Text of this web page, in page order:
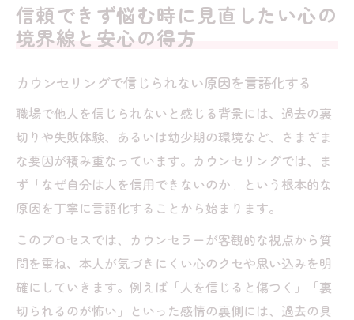
信頼できず悩む時に見直したい心の
境界線と安心の得方
カウンセリングで信じられない原因を言語化する
職場で他人を信じられないと感じる背景には、過去の裏
切りや失敗体験、あるいは幼少期の環境など、さまざま
な要因が積み重なっています。カウンセリングでは、ま
ず「なぜ自分は人を信用できないのか」という根本的な
原因を丁寧に言語化することから始まります。
このプロセスでは、カウンセラーが客観的な視点から質
問を重ね、本人が気づきにくい心のクセや思い込みを明
確にしていきます。例えば「人を信じると傷つく」「裏
切られるのが怖い」といった感情の裏側には、過去の具